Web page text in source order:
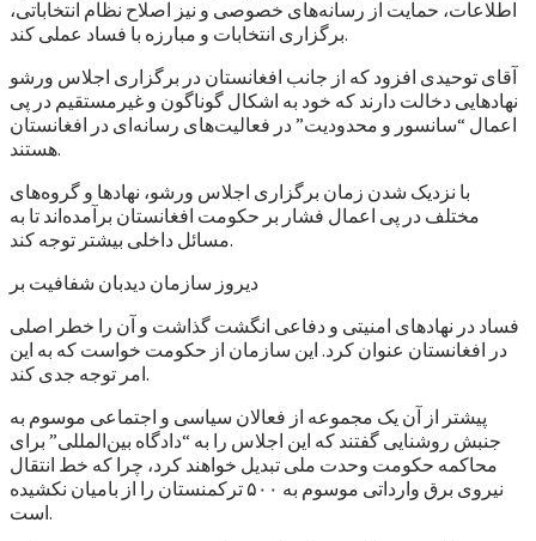
اطلاعات، حمایت از رسانه‌های خصوصی و نیز اصلاح نظام انتخاباتی،
برگزاری انتخابات و مبارزه با فساد عملی کند.
آقای توحیدی افزود که از جانب افغانستان در برگزاری اجلاس ورشو
نهادهایی دخالت دارند که خود به اشکال گوناگون و غیرمستقیم در پی
اعمال “سانسور و محدودیت” در فعالیت‌های رسانه‌ای در افغانستان
هستند.
با نزدیک شدن زمان برگزاری اجلاس ورشو، نهادها و گروه‌های
مختلف در پی اعمال فشار بر حکومت افغانستان برآمده‌اند تا به
مسائل داخلی بیشتر توجه کند.
دیروز سازمان دیدبان شفافیت بر
فساد در نهادهای امنیتی و دفاعی انگشت گذاشت و آن را خطر اصلی
در افغانستان عنوان کرد. این سازمان از حکومت خواست که به این
امر توجه جدی کند.
پیشتر از آن یک مجموعه از فعالان سیاسی و اجتماعی موسوم به
جنبش روشنایی گفتند که این اجلاس را به “دادگاه بین‌المللی” برای
محاکمه حکومت وحدت ملی تبدیل خواهند کرد، چرا که خط انتقال
نیروی برق وارداتی موسوم به ۵۰۰ ترکمنستان را از بامیان نکشیده
است.